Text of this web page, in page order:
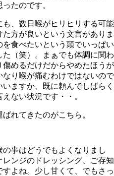
たのです。
、数日喉がヒリヒリする可能
方が良いという文言がありま
食べたいという頭でいっぱい
（笑）。まぁでも体調に関わ
めるだけだからやめたほうが
り喉が痛むわけではないので
ますか、既に頼んでしばらく
ない状況です・・。
れてきたのがこちら。
事はどうでもよくなりまし
ンジのドレッシング、ご存知
よね。少し甘くて、でもさっ